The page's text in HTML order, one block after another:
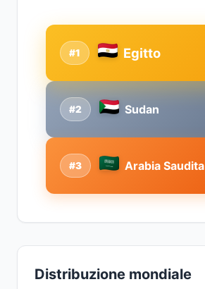
#2 Sudan
#1 Egitto
#3 Arabia Saudita
Distribuzione mondiale